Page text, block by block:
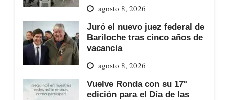
agosto 8, 2026
Juró el nuevo juez federal de
Bariloche tras cinco años de
vacancia
agosto 8, 2026
Vuelve Ronda con su 17°
edición para el Día de las